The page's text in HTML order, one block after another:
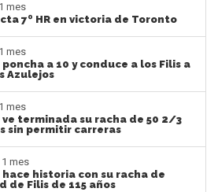
mes
7º HR en victoria de Toronto
mes
a 10 y conduce a los Filis a
Azulejos
mes
terminada su racha de 50 2/3
sin permitir carreras
mes
historia con su racha de
de Filis de 115 años